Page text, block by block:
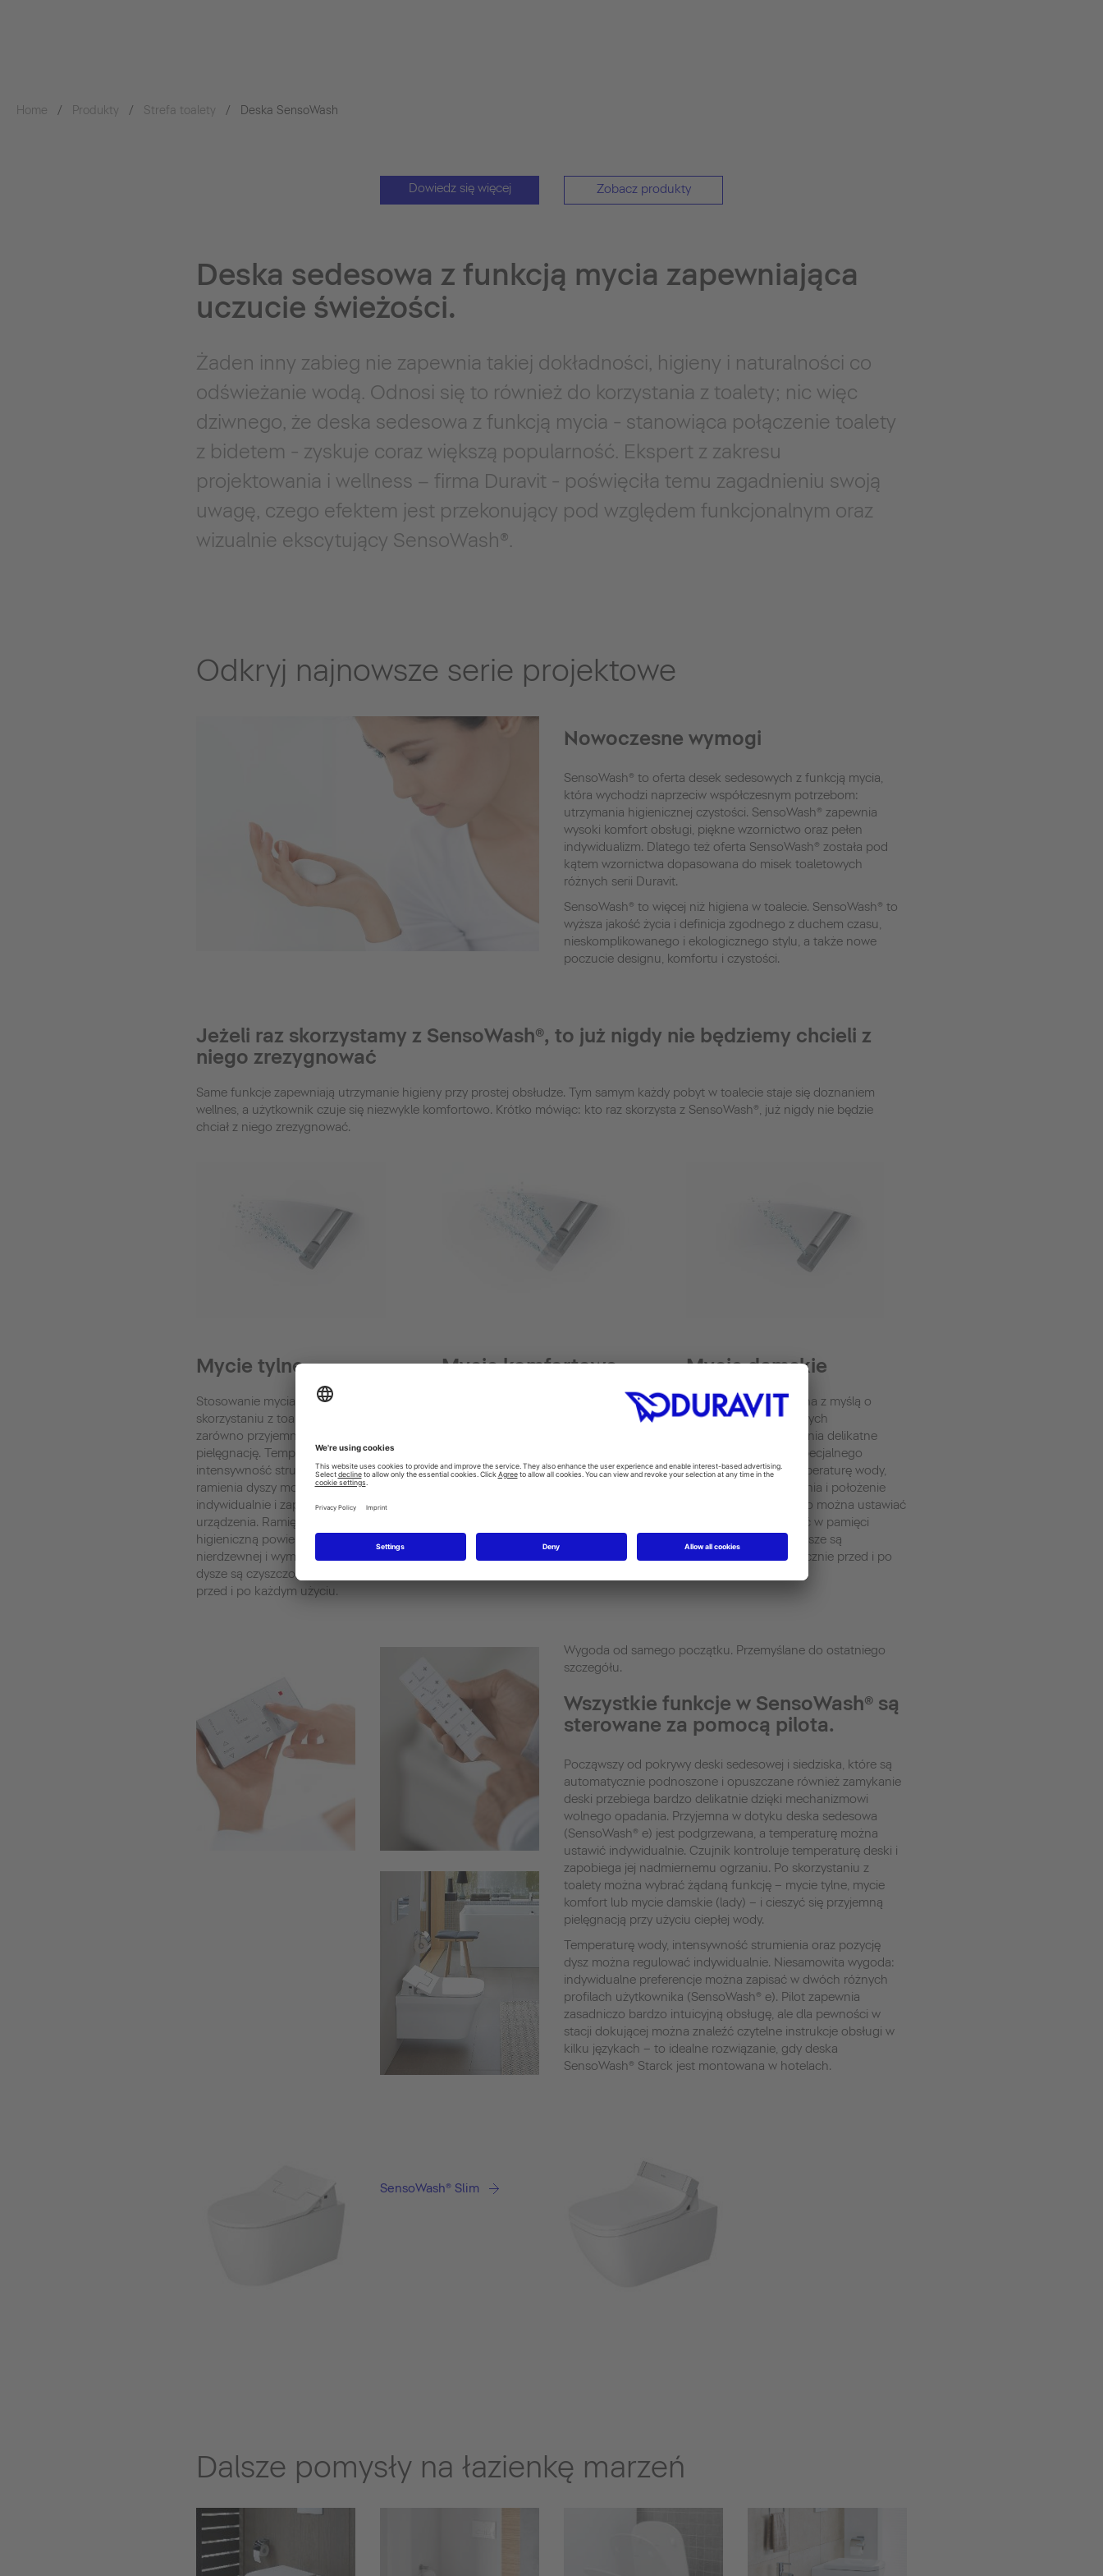
Home Produkty Strefa toalety Deska SensoWash
Dowiedz się więcej Zobacz produkty
Deska sedesowa z funkcją mycia zapewniająca
uczucie świeżości.
Żaden inny zabieg nie zapewnia takiej dokładności, higieny i naturalności co
odświeżanie wodą. Odnosi się to również do korzystania z toalety; nic więc
dziwnego, że deska sedesowa z funkcją mycia - stanowiąca połączenie toalety
z bidetem - zyskuje coraz większą popularność. Ekspert z zakresu
projektowania i wellness – firma Duravit - poświęciła temu zagadnieniu swoją
uwagę, czego efektem jest przekonujący pod względem funkcjonalnym oraz
wizualnie ekscytujący SensoWash®.
Odkryj najnowsze serie projektowe
Nowoczesne wymogi
SensoWash® to oferta desek sedesowych z funkcją mycia,
która wychodzi naprzeciw współczesnym potrzebom:
utrzymania higienicznej czystości. SensoWash® zapewnia
wysoki komfort obsługi, piękne wzornictwo oraz pełen
indywidualizm. Dlatego też oferta SensoWash® została pod
kątem wzornictwa dopasowana do misek toaletowych
różnych serii Duravit.
SensoWash® to więcej niż higiena w toalecie. SensoWash® to
wyższa jakość życia i definicja zgodnego z duchem czasu,
nieskomplikowanego i ekologicznego stylu, a także nowe
poczucie designu, komfortu i czystości.
Jeżeli raz skorzystamy z SensoWash®, to już nigdy nie będziemy chcieli z
niego zrezygnować
Same funkcje zapewniają utrzymanie higieny przy prostej obsłudze. Tym samym każdy pobyt w toalecie staje się doznaniem
wellnes, a użytkownik czuje się niezwykle komfortowo. Krótko mówiąc: kto raz skorzysta z SensoWash®, już nigdy nie będzie
chciał z niego zrezygnować.
Mycie tylne
Stosowanie mycia tylnego po
skorzystaniu z toalety zapewnia
zarówno przyjemną, jak i bezpieczną
pielęgnację. Temperaturę wody,
intensywność strumienia i położenie
ramienia dyszy można ustawiać
indywidualnie i zapisać w pamięci
urządzenia. Ramię dyszy posiada
higieniczną powierzchnię ze stali
nierdzewnej i wymienną dyszę. Ramię i
dysze są czyszczone automatycznie
przed i po każdym użyciu.
Mycie komfortowe
Dzięki ruchom ramienia w przód i tył,
funkcja komfort zapewnia szczególnie
strumieniem wody. Również w tej
Mycie damskie
Funkcja ta, opracowana z myślą o
potrzebach higienicznych
użytkowniczek, zapewnia delikatne
mycie przy pomocy specjalnego
strumienia wody. Temperaturę wody,
intensywność strumienia i położenie
ramienia natryskowego można ustawiać
indywidualnie i zapisać w pamięci
urządzenia. Ramię i dysze są
czyszczone automatycznie przed i po
Wygoda od samego początku. Przemyślane do ostatniego
szczegółu.
Wszystkie funkcje w SensoWash® są
sterowane za pomocą pilota.
Począwszy od pokrywy deski sedesowej i siedziska, które są
automatycznie podnoszone i opuszczane również zamykanie
deski przebiega bardzo delikatnie dzięki mechanizmowi
wolnego opadania. Przyjemna w dotyku deska sedesowa
(SensoWash® e) jest podgrzewana, a temperaturę można
ustawić indywidualnie. Czujnik kontroluje temperaturę deski i
zapobiega jej nadmiernemu ogrzaniu. Po skorzystaniu z
toalety można wybrać żądaną funkcję – mycie tylne, mycie
komfort lub mycie damskie (lady) – i cieszyć się przyjemną
pielęgnacją przy użyciu ciepłej wody.
Temperaturę wody, intensywność strumienia oraz pozycję
dysz można regulować indywidualnie. Niesamowita wygoda:
indywidualne preferencje można zapisać w dwóch różnych
profilach użytkownika (SensoWash® e). Pilot zapewnia
zasadniczo bardzo intuicyjną obsługę, ale dla pewności w
stacji dokującej można znaleźć czytelne instrukcje obsługi w
kilku językach – to idealne rozwiązanie, gdy deska
SensoWash® Starck jest montowana w hotelach.
SensoWash® Slim
Dalsze pomysły na łazienkę marzeń